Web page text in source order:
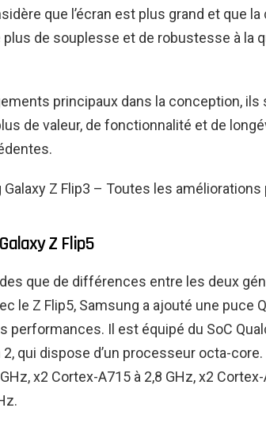
que l’écran est plus grand et que la
de souplesse et de robustesse à la
principaux dans la conception, ils
de valeur, de fonctionnalité et de
Galaxy Z Flip3 – Toutes les
Z Flip5
que de différences entre les deux
le Z Flip5, Samsung a ajouté une puce
performances. Il est équipé du SoC
qui dispose d’un processeur octa-
x2 Cortex-A715 à 2,8 GHz, x2 Cortex-